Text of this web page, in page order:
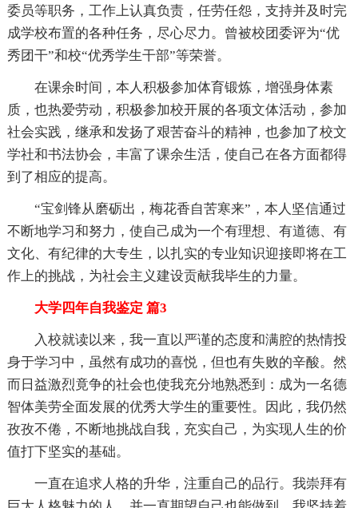
委员等职务，工作上认真负责，任劳任怨，支持并及时完
成学校布置的各种任务，尽心尽力。曾被校团委评为“优
秀团干”和校“优秀学生干部”等荣誉。
在课余时间，本人积极参加体育锻炼，增强身体素
质，也热爱劳动，积极参加校开展的各项文体活动，参加
社会实践，继承和发扬了艰苦奋斗的精神，也参加了校文
学社和书法协会，丰富了课余生活，使自己在各方面都得
到了相应的提高。
“宝剑锋从磨砺出，梅花香自苦寒来”，本人坚信通过
不断地学习和努力，使自己成为一个有理想、有道德、有
文化、有纪律的大专生，以扎实的专业知识迎接即将在工
作上的挑战，为社会主义建设贡献我毕生的力量。
大学四年自我鉴定 篇3
入校就读以来，我一直以严谨的态度和满腔的热情投
身于学习中，虽然有成功的喜悦，但也有失败的辛酸。然
而日益激烈竟争的社会也使我充分地熟悉到：成为一名德
智体美劳全面发展的优秀大学生的重要性。因此，我仍然
孜孜不倦，不断地挑战自我，充实自己，为实现人生的价
值打下坚实的基础。
一直在追求人格的升华，注重自己的品行。我崇拜有